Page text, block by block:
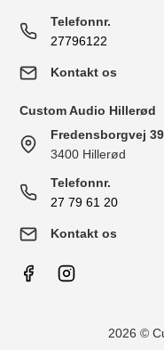
Telefonnr.
27796122
Kontakt os
Custom Audio Hillerød
Fredensborgvej 39
3400 Hillerød
Telefonnr.
27 79 61 20
Kontakt os
2026 ©